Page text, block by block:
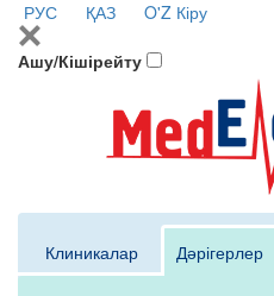
РУС ҚАЗ O'Z Кіру
Ашу/Кішірейту
Клиникалар Дәрігерлер